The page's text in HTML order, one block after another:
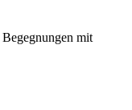
mit